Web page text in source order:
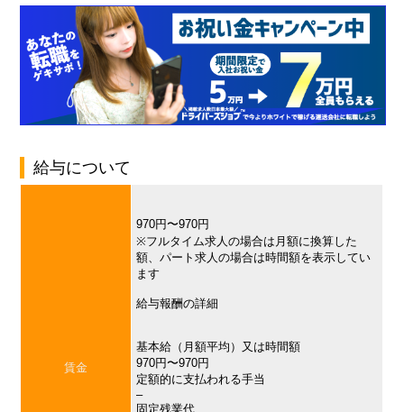
給与について
賃金
970円〜970円
※フルタイム求人の場合は月額に換算した
額、パート求人の場合は時間額を表示してい
ます
給与報酬の詳細
基本給（月額平均）又は時間額
970円〜970円
定額的に支払われる手当
–
固定残業代